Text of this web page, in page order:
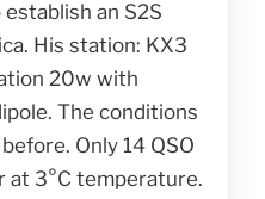
an S2S
His station: KX3
20w with
The conditions
Only 14 QSO
at 3°C temperature.